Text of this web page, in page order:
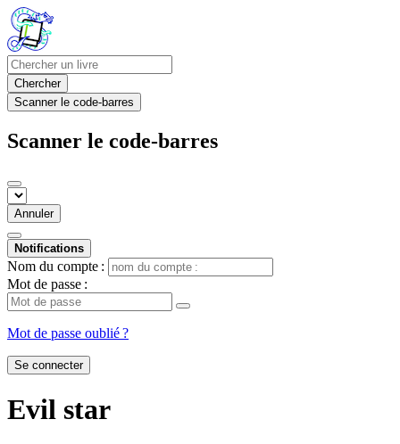
Chercher
Scanner le code-barres
Scanner le code-barres
Annuler
Notifications
Nom du compte :
Mot de passe :
Mot de passe oublié ?
Se connecter
Evil star